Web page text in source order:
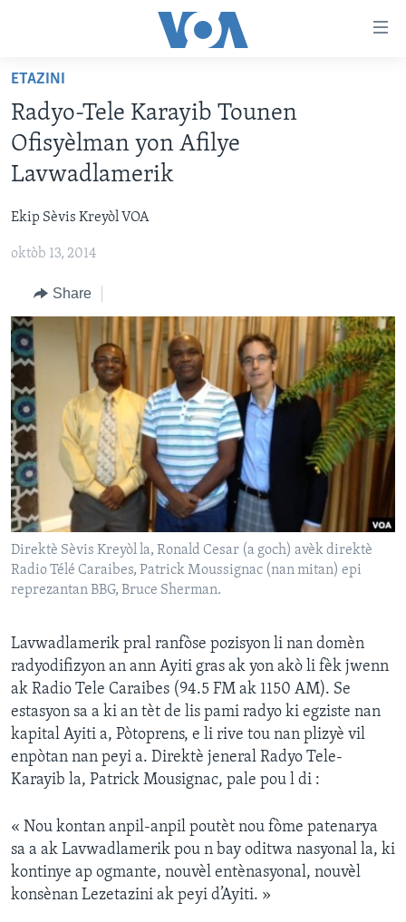
Skip
main
content
Skip
to
main
Navigation
Skip
Search
AYITI
LÈZETAZINI
AMERIK LATIN
VIDEO
FLASHPOINT IKRÈN
Learning English
SUIV NOU
Languages
ETAZINI
Radyo-Tele Karayib Tounen
Ofisyèlman yon Afilye
Lavwadlamerik
Ekip Sèvis Kreyòl VOA
oktòb 13, 2014
Share
Direktè Sèvis Kreyòl la, Ronald Cesar (a goch) avèk direktè
Radio Télé Caraibes, Patrick Moussignac (nan mitan) epi
reprezantan BBG, Bruce Sherman.
Lavwadlamerik pral ranfòse pozisyon li nan domèn
radyodifizyon an ann Ayiti gras ak yon akò li fèk jwenn
ak Radio Tele Caraibes (94.5 FM ak 1150 AM). Se
estasyon sa a ki an tèt de lis pami radyo ki egziste nan
kapital Ayiti a, Pòtoprens, e li rive tou nan plizyè vil
enpòtan nan peyi a. Direktè jeneral Radyo Tele-
Karayib la, Patrick Mousignac, pale pou l di :
« Nou kontan anpil-anpil poutèt nou fòme patenarya
sa a ak Lavwadlamerik pou n bay oditwa nasyonal la, ki
kontinye ap ogmante, nouvèl entènasyonal, nouvèl
konsènan Lezetazini ak peyi d’Ayiti. »